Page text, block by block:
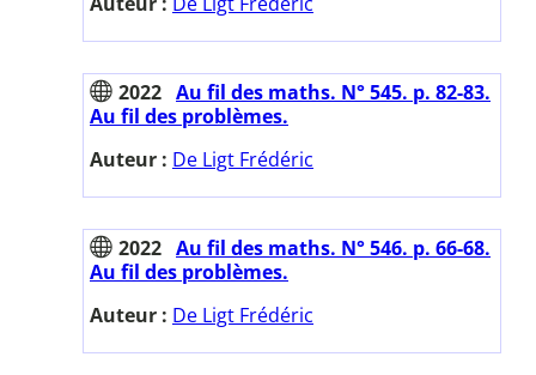
2022 Au fil des maths. N° 545. p. 82-83.
Au fil des problèmes.
Auteur : De Ligt Frédéric
2022 Au fil des maths. N° 546. p. 66-68.
Au fil des problèmes.
Auteur : De Ligt Frédéric